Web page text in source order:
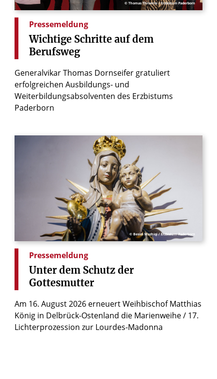
© Thomas Throenle / Erzbistum Paderborn
Pressemeldung
Wichtige Schritte auf dem
Berufsweg
Generalvikar Thomas Dornseifer gratuliert
erfolgreichen Ausbildungs- und
Weiterbildungsabsolventen des Erzbistums
Paderborn
© Besim Mazhiqi / Erzbistum Paderborn
Pressemeldung
Unter dem Schutz der
Gottesmutter
Am 16. August 2026 erneuert Weihbischof Matthias
König in Delbrück-Ostenland die Marienweihe / 17.
Lichterprozession zur Lourdes-Madonna